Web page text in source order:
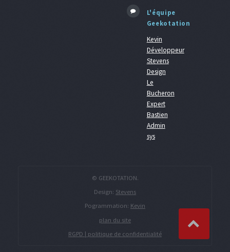
L'équipe
Geekotation
Kevin
Développeur
Stevens
Design
Le
Bucheron
Expert
Bastien
Admin
sys
© GEEKOTATION.
Design: Stevens
Pogrammation: Kevin
plan du site
RGPD | politique de confidentialité